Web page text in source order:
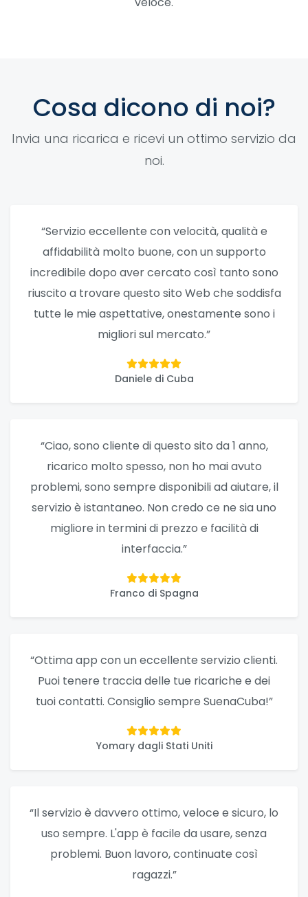
Cosa dicono di noi?
Invia una ricarica e ricevi un ottimo servizio da
noi.
“Servizio eccellente con velocità, qualità e
affidabilità molto buone, con un supporto
incredibile dopo aver cercato così tanto sono
riuscito a trovare questo sito Web che soddisfa
tutte le mie aspettative, onestamente sono i
migliori sul mercato.”
Daniele di Cuba
“Ciao, sono cliente di questo sito da 1 anno,
ricarico molto spesso, non ho mai avuto
problemi, sono sempre disponibili ad aiutare, il
servizio è istantaneo. Non credo ce ne sia uno
migliore in termini di prezzo e facilità di
interfaccia.”
Franco di Spagna
“Ottima app con un eccellente servizio clienti.
Puoi tenere traccia delle tue ricariche e dei
tuoi contatti. Consiglio sempre SuenaCuba!”
Yomary dagli Stati Uniti
“Il servizio è davvero ottimo, veloce e sicuro, lo
uso sempre. L'app è facile da usare, senza
problemi. Buon lavoro, continuate così
ragazzi.”